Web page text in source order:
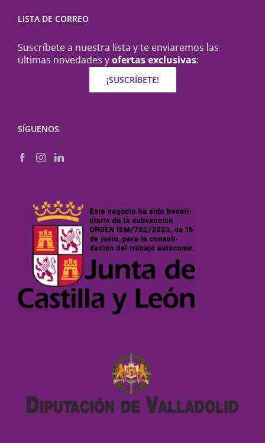
LISTA DE CORREO
Suscríbete a nuestra lista y te enviaremos las
últimas novedades yofertas exclusivas:
¡SUSCRÍBETE!
SÍGUENOS